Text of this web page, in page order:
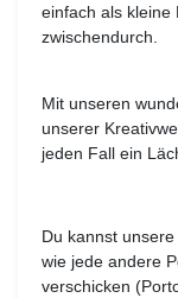
einfach als kleine
zwischendurch.
Mit unseren
unserer
jeden Fall ein
Du kannst
wie jede andere
verschicken